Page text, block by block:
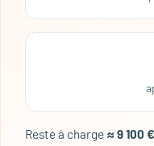
Reste à charge ≈ 9 100 €